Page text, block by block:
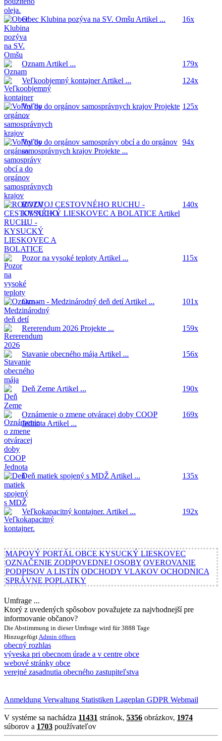
Obec Klubina pozýva na SV. Omšu Artikel ... 16x
Oznam Artikel ...
179x
Veľkoobjemný kontajnerArtikel ... 124x
Voľby do orgánov samosprávnych krajov Projekte
...
125x
Voľby do orgánov samosprávy obcí a do orgánov
samosprávnych krajov Projekte ...
94x
ROZVOJ CESTOVNÉHO RUCHU -
KYSUCKÝ LIESKOVEC A BOLATICE Artikel
...
140x
Pozor na vysoké teploty Artikel ... 115x
Oznam - Medzinárodný deň detíArtikel ... 101x
Rererendum 2026 Projekte ... 159x
Stavanie obecného mája Artikel ... 156x
Deň Zeme Artikel ... 190x
Oznámenie o zmene otváracej doby COOP
Jednota Artikel ...
169x
Deň matiek spojený s MDŽ Artikel ... 135x
Veľkokapacitný kontajner. Artikel ... 192x
MAPOVÝ PORTÁL OBCE KYSUCKÝ LIESKOVEC
OZNAČENIE ZODPOVEDNEJ OSOBY OVEROVANIE
PODPISOV A LISTÍN ODCHODY VLAKOV OCHODNICA
SPRÁVNE POPLATKY
Umfrage ...
Ktorý z uvedených spôsobov považujete za najvhodnejší pre
informovanie občanov?
Die Abstimmung in dieser Umfrage wird für 3888 Tage
HinzugefügtAdmin öffnen
obecný rozhlas
výveska pri obecnom úrade a v centre obce
webové stránky obce
verejné zasadnutia obecného zastupiteľstva
Anmeldung Verwaltung Statistiken Lageplan GDPR Webmail
V systéme sa nachádza 11431 stránok, 5356 obrázkov, 1974
súborov a 1703 používateľov